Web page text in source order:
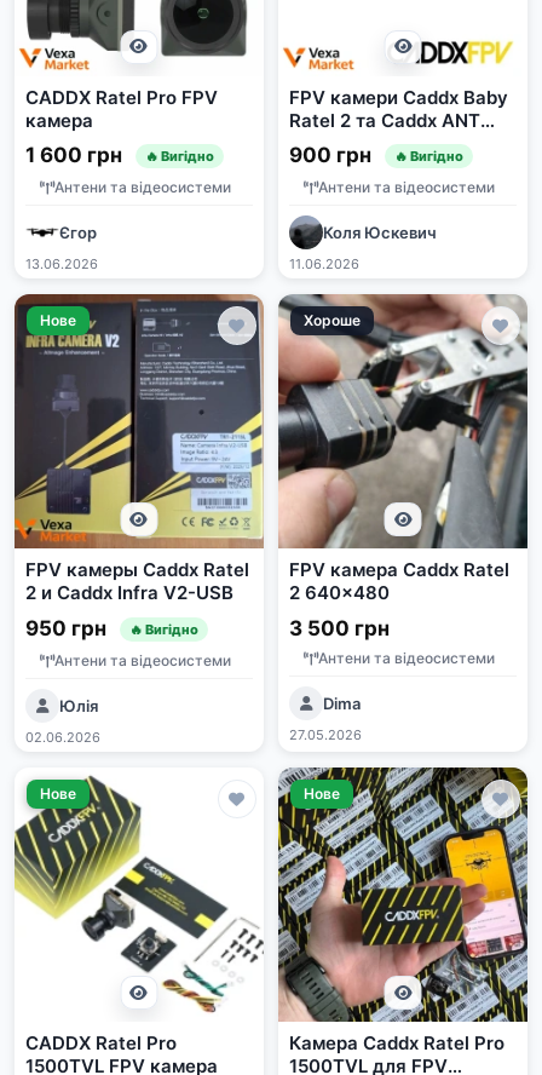
CADDX Ratel Pro FPV
камера
1 600 грн 🔥 Вигідно
Антени та відеосистеми
Єгор
13.06.2026
FPV камери Caddx Baby
Ratel 2 та Caddx ANT
Nano
900 грн 🔥 Вигідно
Антени та відеосистеми
Коля Юскевич
11.06.2026
Нове
FPV камеры Caddx Ratel
2 и Caddx Infra V2-USB
950 грн 🔥 Вигідно
Антени та відеосистеми
Юлія
02.06.2026
Хороше
FPV камера Caddx Ratel
2 640x480
3 500 грн
Антени та відеосистеми
Dima
27.05.2026
Нове
CADDX Ratel Pro
1500TVL FPV камера
Нове
Камера Caddx Ratel Pro
1500TVL для FPV